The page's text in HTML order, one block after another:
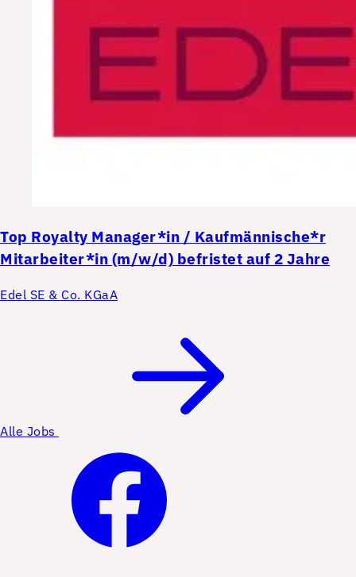
Top Royalty Manager*in / Kaufmännische*r
Mitarbeiter*in (m/w/d) befristet auf 2 Jahre
Edel SE & Co. KGaA
Alle Jobs